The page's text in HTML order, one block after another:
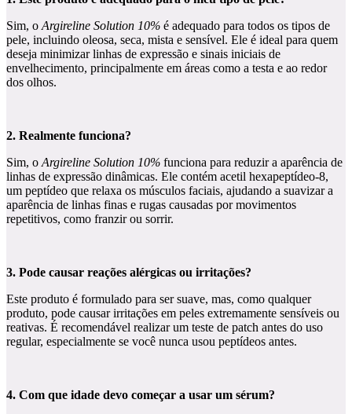
Sim, o Argireline Solution 10% é adequado para todos os tipos de
pele, incluindo oleosa, seca, mista e sensível. Ele é ideal para quem
deseja minimizar linhas de expressão e sinais iniciais de
envelhecimento, principalmente em áreas como a testa e ao redor
dos olhos.
2. Realmente funciona?
Sim, o Argireline Solution 10% funciona para reduzir a aparência de
linhas de expressão dinâmicas. Ele contém acetil hexapeptídeo-8,
um peptídeo que relaxa os músculos faciais, ajudando a suavizar a
aparência de linhas finas e rugas causadas por movimentos
repetitivos, como franzir ou sorrir.
3. Pode causar reações alérgicas ou irritações?
Este produto é formulado para ser suave, mas, como qualquer
produto, pode causar irritações em peles extremamente sensíveis ou
reativas. É recomendável realizar um teste de patch antes do uso
regular, especialmente se você nunca usou peptídeos antes.
4. Com que idade devo começar a usar um sérum?